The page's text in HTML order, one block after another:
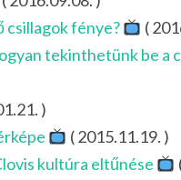
csillagok fénye?
(
tekinthetünk be a
)
( 2015.11.19. )
kultúra eltűnése